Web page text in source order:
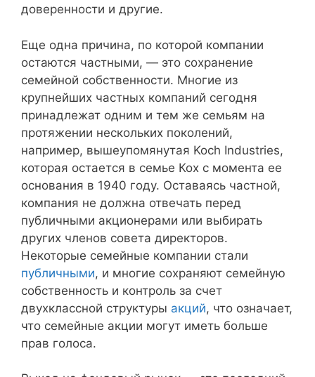
доверенности и другие.
Еще одна причина, по которой компании
остаются частными, — это сохранение
семейной собственности. Многие из
крупнейших частных компаний сегодня
принадлежат одним и тем же семьям на
протяжении нескольких поколений,
например, вышеупомянутая Koch Industries,
которая остается в семье Кох с момента ее
основания в 1940 году. Оставаясь частной,
компания не должна отвечать перед
публичными акционерами или выбирать
других членов совета директоров.
Некоторые семейные компании стали
публичными, и многие сохраняют семейную
собственность и контроль за счет
двухклассной структуры акций, что означает,
что семейные акции могут иметь больше
прав голоса.